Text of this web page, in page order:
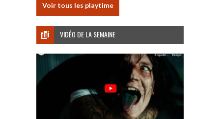
Voir tous les playtime
VIDÉO DE LA SEMAINE